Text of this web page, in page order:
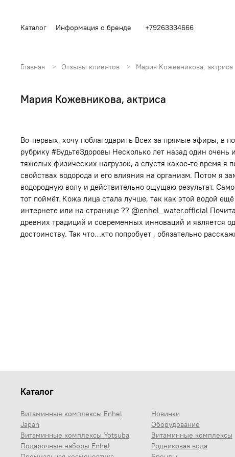
Каталог Информация о бренде +79263334666
Главная Отзывы клиентов Мария Кожевникова, актриса
Мария Кожевникова, актриса
Во-первых, хочу поблагодарить Всех за прямые эфиры, в
рубрику #БудьтеЗдоровы Несколько лет назад один
тяжелых физических нагрузок, а спустя какое-то время я
свойствах водорода и его влияния на организм. Потом я
водородную волу и действительно ощущаю результат.
тот поймёт. Кожа лица стала лучше, так как этой водой
интернете или на странице ?? @enhel_water.official
древних традиций и современных инноваций и является
достоинству. Так что…кто попробует , обязательно
Каталог
Витаминные комплексы Enhel
Japan
Витаминные комплексы Yotsuba
Подарочные наборы Enhel
Новинки
Оборудование
Витаминные комплексы
Родниковая вода